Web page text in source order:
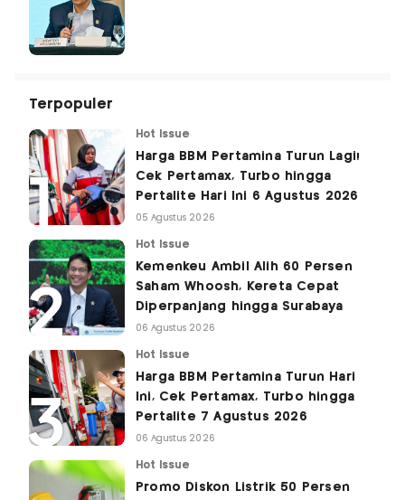
Terpopuler
Hot Issue
Harga BBM Pertamina Turun Lagi!
Cek Pertamax, Turbo hingga
Pertalite Hari Ini 6 Agustus 2026
05 Agustus 2026
Hot Issue
Kemenkeu Ambil Alih 60 Persen
Saham Whoosh, Kereta Cepat
Diperpanjang hingga Surabaya
06 Agustus 2026
Hot Issue
Harga BBM Pertamina Turun Hari
Ini, Cek Pertamax, Turbo hingga
Pertalite 7 Agustus 2026
06 Agustus 2026
Hot Issue
Promo Diskon Listrik 50 Persen